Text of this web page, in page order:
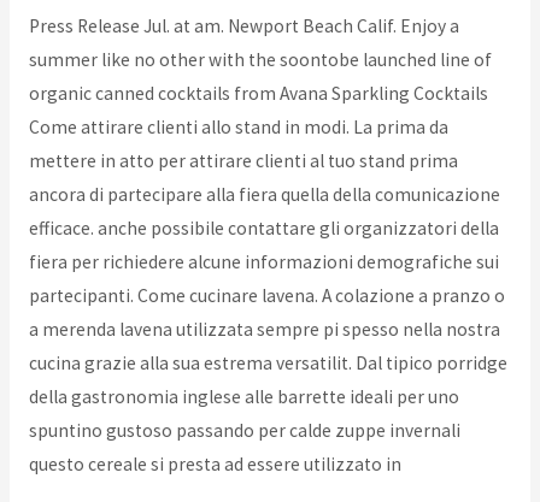
Press Release Jul. at am. Newport Beach Calif. Enjoy a
summer like no other with the soontobe launched line of
organic canned cocktails from Avana Sparkling Cocktails
Come attirare clienti allo stand in modi. La prima da
mettere in atto per attirare clienti al tuo stand prima
ancora di partecipare alla fiera quella della comunicazione
efficace. anche possibile contattare gli organizzatori della
fiera per richiedere alcune informazioni demografiche sui
partecipanti. Come cucinare lavena. A colazione a pranzo o
a merenda lavena utilizzata sempre pi spesso nella nostra
cucina grazie alla sua estrema versatilit. Dal tipico porridge
della gastronomia inglese alle barrette ideali per uno
spuntino gustoso passando per calde zuppe invernali
questo cereale si presta ad essere utilizzato in